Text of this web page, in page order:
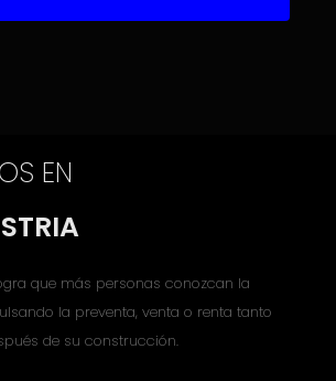
EN
que más personas conozcan la
la preventa, venta o renta tanto
de su construcción.